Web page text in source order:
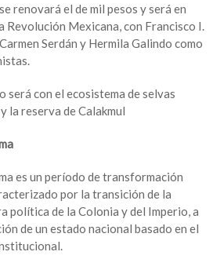
renovará el de mil pesos y será en
Revolución Mexicana, con Francisco I.
Serdán y Hermila Galindo como
será con el ecosistema de selvas
la reserva de Calakmul
es un período de transformación
por la transición de la
política de la Colonia y del Imperio, a
de un estado nacional basado en el